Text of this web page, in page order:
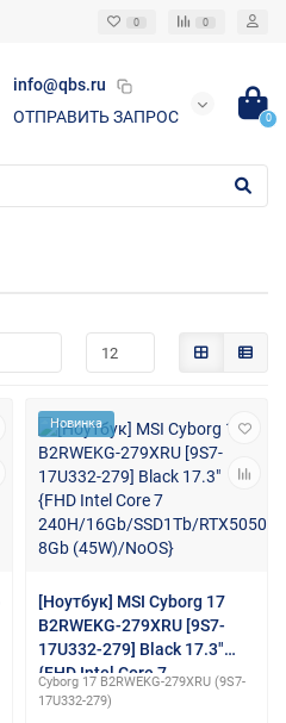
0 0
info@qbs.ru
ОТПРАВИТЬ ЗАПРОС
0
Новинка
[Ноутбук] MSI Cyborg 17
B2RWEKG-279XRU [9S7-
17U332-279] Black 17.3"
{FHD Intel Core 7
240H/16Gb/SSD1Tb/RTX50
Cyborg 17 B2RWEKG-279XRU (9S7-
17U332-279)